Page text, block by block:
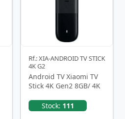
Rf.: XIA-ANDROID TV STICK
4K G2
Android TV Xiaomi TV
Stick 4K Gen2 8GB/ 4K
Stock: 111